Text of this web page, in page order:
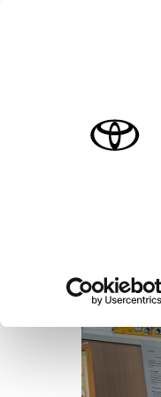
店舗トップ